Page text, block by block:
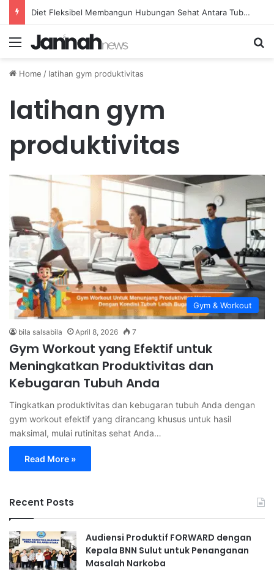
Diet Fleksibel Membangun Hubungan Sehat Antara Tubuh dan Makanan Sehari-hari
Menu
Home / latihan gym produktivitas
latihan gym
produktivitas
Gym & Workout
bila salsabila April 8, 2026 7
Gym Workout yang Efektif untuk
Meningkatkan Produktivitas dan
Kebugaran Tubuh Anda
Tingkatkan produktivitas dan kebugaran tubuh Anda dengan
gym workout efektif yang dirancang khusus untuk hasil
maksimal, mulai rutinitas sehat Anda…
Read More »
Recent Posts
Audiensi Produktif FORWARD dengan
Kepala BNN Sulut untuk Penanganan
Masalah Narkoba